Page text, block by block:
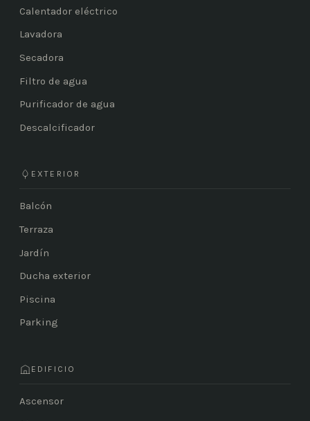
Calentador eléctrico
Lavadora
Secadora
Filtro de agua
Purificador de agua
Descalcificador
EXTERIOR
Balcón
Terraza
Jardín
Ducha exterior
Piscina
Parking
EDIFICIO
Ascensor